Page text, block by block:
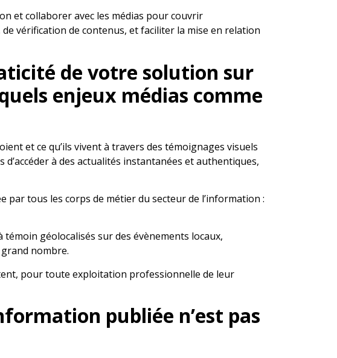
et collaborer avec les médias pour couvrir
vérification de contenus, et faciliter la mise en relation
de votre solution sur
enjeux médias comme
et ce qu’ils vivent à travers des témoignages visuels
à des actualités instantanées et authentiques,
par tous les corps de métier du secteur de l’information :
géolocalisés sur des évènements locaux,
nombre.
pour toute exploitation professionnelle de leur
publiée n’est pas